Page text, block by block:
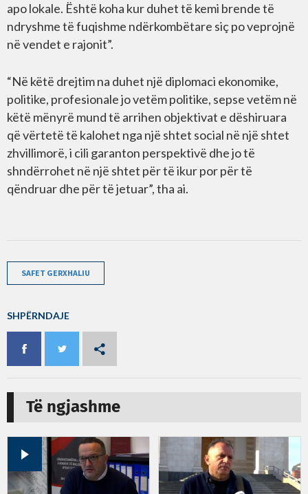
apo lokale. Është koha kur duhet të kemi brende të
ndryshme të fuqishme ndërkombëtare siç po veprojnë
në vendet e rajonit”.
“Në këtë drejtim na duhet një diplomaci ekonomike,
politike, profesionale jo vetëm politike, sepse vetëm në
këtë mënyrë mund të arrihen objektivat e dëshiruara
që vërtetë të kalohet nga një shtet social në një shtet
zhvillimorë, i cili garanton perspektivë dhe jo të
shndërrohet në një shtet për të ikur por për të
qëndruar dhe për të jetuar”, tha ai.
SAFET GERXHALIU
SHPËRNDAJE
Të ngjashme